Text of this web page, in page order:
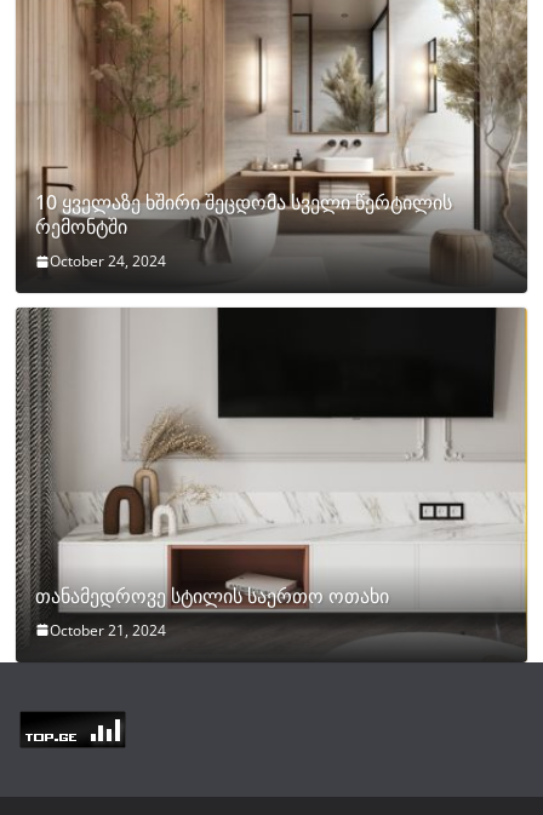
10 ყველაზე ხშირი შეცდომა სველი წერტილის
რემონტში
October 24, 2024
თანამედროვე სტილის საერთო ოთახი
October 21, 2024